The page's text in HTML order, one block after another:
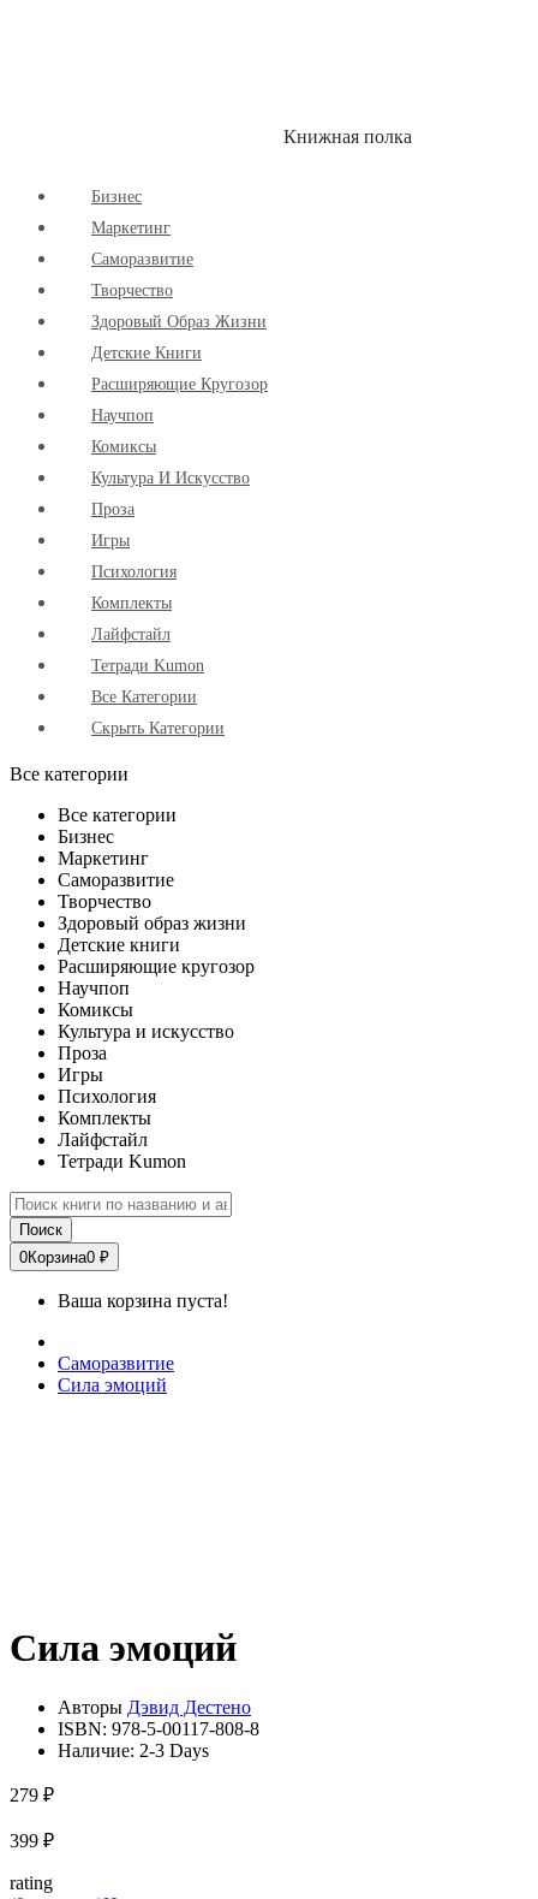
Книжная полка
Бизнес
Маркетинг
Cаморазвитие
Творчество
Здоровый Образ Жизни
Детские Книги
Расширяющие Кругозор
Научпоп
Комиксы
Культура И Искусство
Проза
Игры
Психология
Комплекты
Лайфстайл
Тетради Kumon
Все Категории
Скрыть Категории
Все категории
Все категории
Бизнес
Маркетинг
Саморазвитие
Творчество
Здоровый образ жизни
Детские книги
Расширяющие кругозор
Научпоп
Комиксы
Культура и искусство
Проза
Игры
Психология
Комплекты
Лайфстайл
Тетради Kumon
Поиск
0Корзина0 ₽
Ваша корзина пуста!
Саморазвитие
Сила эмоций
Сила эмоций
Авторы Дэвид Дестено
ISBN: 978-5-00117-808-8
Наличие: 2-3 Days
279 ₽
399 ₽
rating